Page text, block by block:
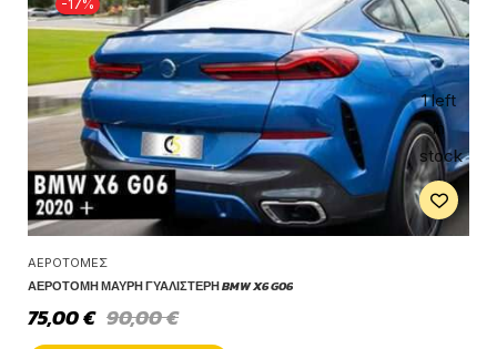
-17%
1 left
in
stock
ΑΕΡΟΤΟΜΈΣ
ΑΕΡΟΤΟΜΉ ΜΑΎΡΗ ΓΥΑΛΙΣΤΕΡΉ BMW X6 G06
90,00€
75,00€